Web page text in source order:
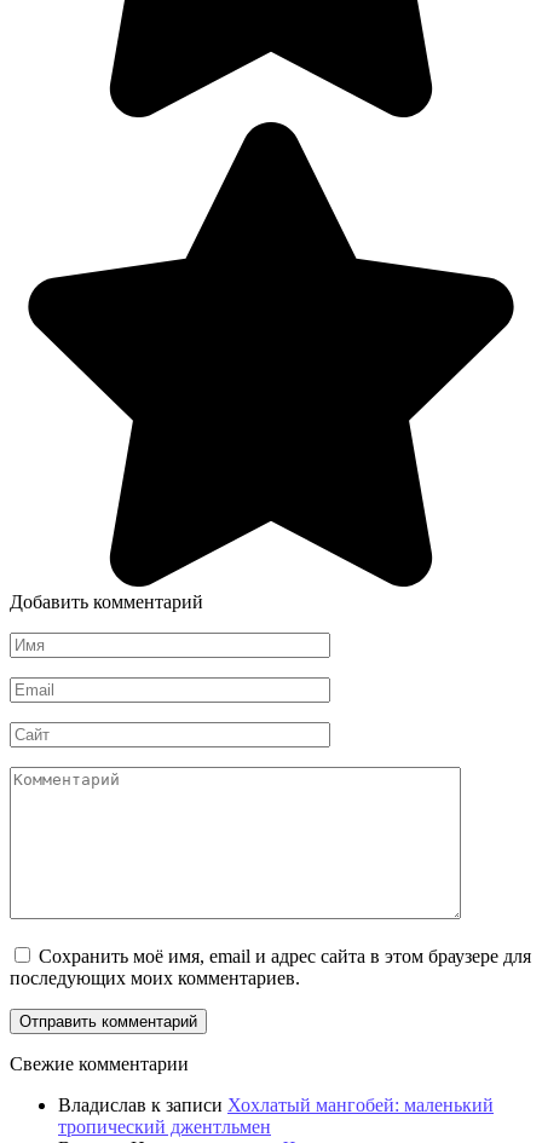
Добавить комментарий
Имя
Email
Сайт
Комментарий
Сохранить моё имя, email и адрес сайта в этом браузере для
последующих моих комментариев.
Свежие комментарии
Владислав к записи Хохлатый мангобей: маленький
тропический джентльмен